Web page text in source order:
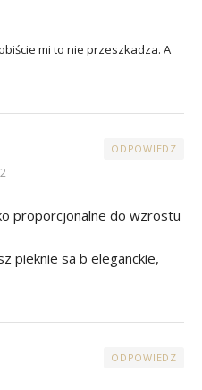
mi to nie przeszkadza. A
ODPOWIEDZ
proporcjonalne do wzrostu
pieknie sa b eleganckie,
ODPOWIEDZ